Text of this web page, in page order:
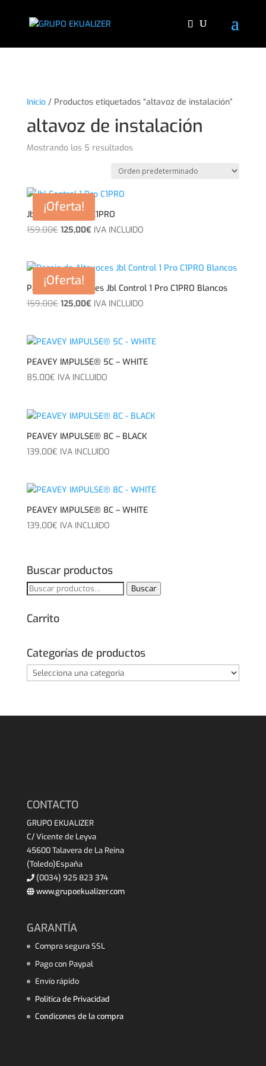
Inicio/ Productos etiquetados “altavoz de instalación”
altavoz de instalación
Mostrando los 5 resultados
¡Oferta!
Jbl Control 1 Pro C1PRO
159,00€ El
era:
159,00€.
125,00€El
es:
125,00€.
IVA INCLUIDO
¡Oferta!
Pareja de Altavoces Jbl Control 1 Pro C1PRO Blancos
159,00€ El
era:
159,00€.
125,00€El
es:
125,00€.
IVA INCLUIDO
PEAVEY IMPULSE® 5C – WHITE
85,00€ IVA INCLUIDO
PEAVEY IMPULSE® 8C – BLACK
139,00€ IVA INCLUIDO
PEAVEY IMPULSE® 8C – WHITE
139,00€ IVA INCLUIDO
Buscar productos
Buscar
Buscar
Carrito
Categorías de productos
CONTACTO
GRUPO EKUALIZER
C/ Vicente de Leyva
45600 Talavera de La Reina
(Toledo)España
(0034) 925 823 374
www.grupoekualizer.com
GARANTÍA
Compra segura SSL
Pago con Paypal
Envío rápido
Politica de Privacidad
Condicones de la compra